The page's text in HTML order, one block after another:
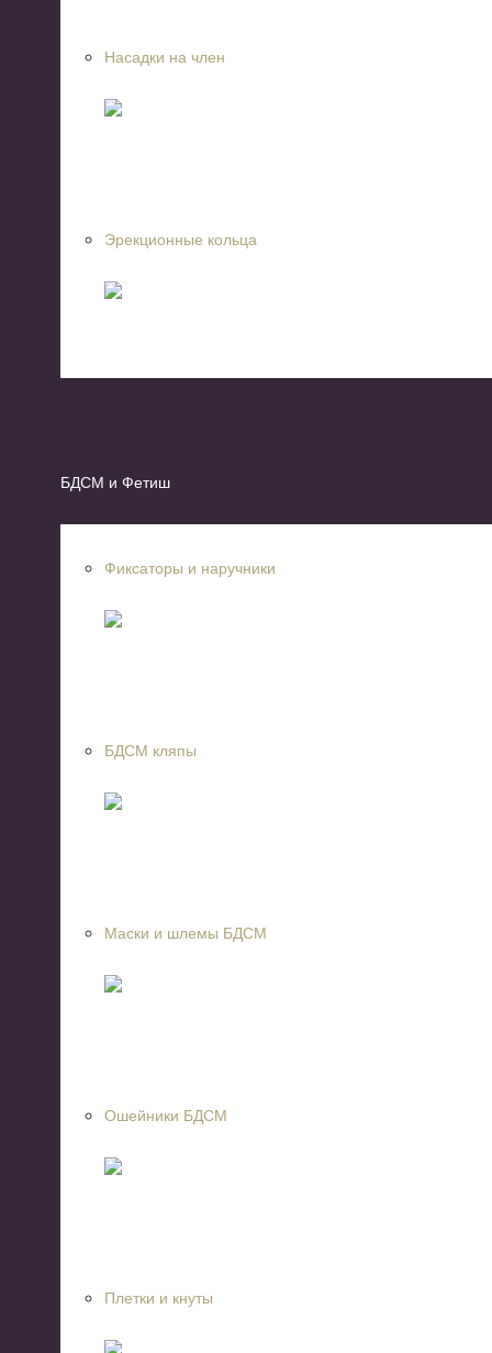
Насадки на член
Эрекционные кольца
БДСМ и Фетиш
Фиксаторы и наручники
БДСМ кляпы
Маски и шлемы БДСМ
Ошейники БДСМ
Плетки и кнуты